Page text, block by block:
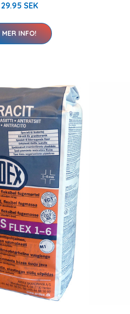
29.95 SEK
MER INFO!